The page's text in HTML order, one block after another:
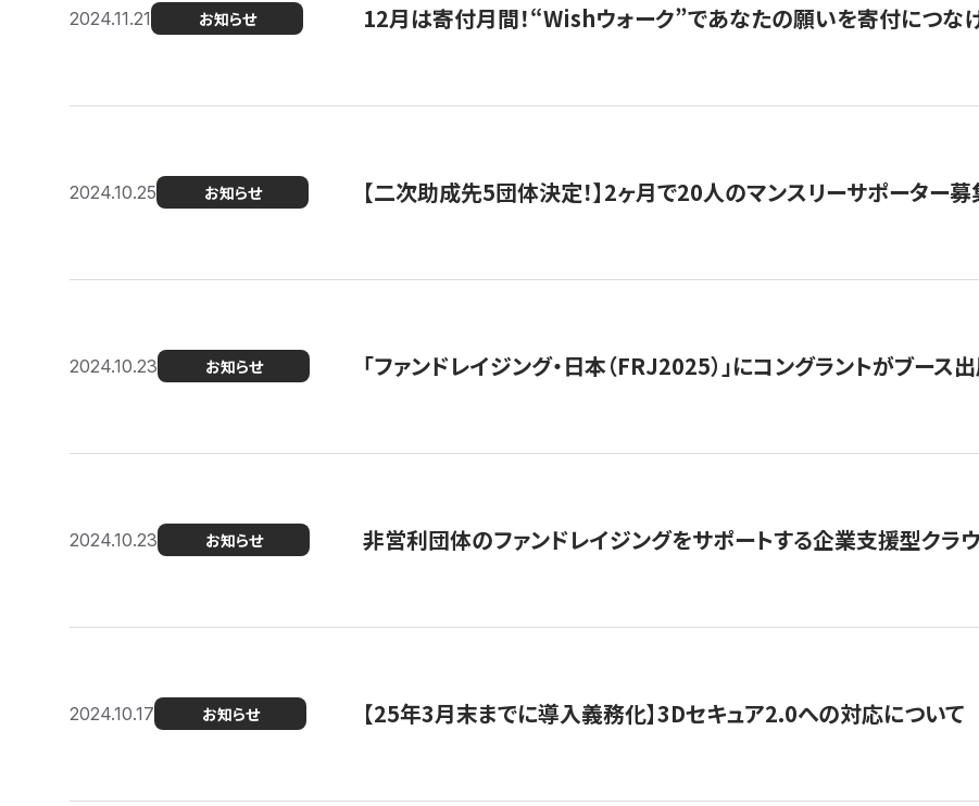
2024.11.21 お知らせ 12月は寄付月間！“Wishウォーク”であなたの願いを寄付につな
2024.10.25 お知らせ 【二次助成先5団体決定！】2ヶ月で20人のマンスリーサポーター
2024.10.23 お知らせ 「ファンドレイジング・日本（FRJ2025）」にコングラントがブース
2024.10.23 お知らせ 非営利団体のファンドレイジングをサポートする企業支援型クラウ
2024.10.17 お知らせ 【25年3月末までに導入義務化】3Dセキュア2.0への対応について